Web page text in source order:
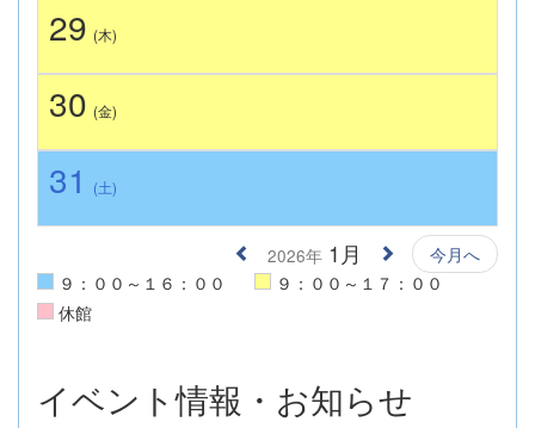
29 (木)
30 (金)
31 (土)
2026年 1月
今月へ
９：００～１６：００
９：００～１７：００
休館
イベント情報・お知らせ